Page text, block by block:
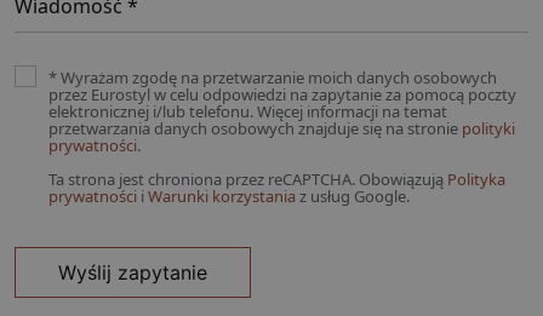
* Wyrażam zgodę na przetwarzanie moich danych osobowych
przez Eurostyl w celu odpowiedzi na zapytanie za pomocą poczty
elektronicznej i/lub telefonu. Więcej informacji na temat
przetwarzania danych osobowych znajduje się na stronie polityki
prywatności.
Ta strona jest chroniona przez reCAPTCHA. Obowiązują Polityka
prywatności i Warunki korzystaniaz usług Google.
Wyślij zapytanie